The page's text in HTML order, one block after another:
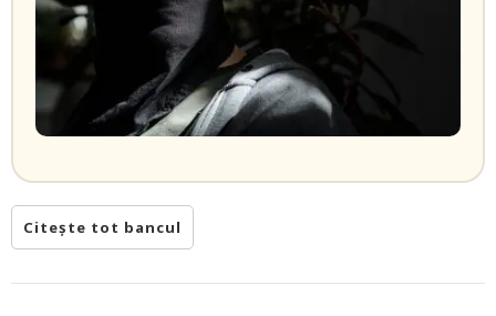
Citește tot bancul